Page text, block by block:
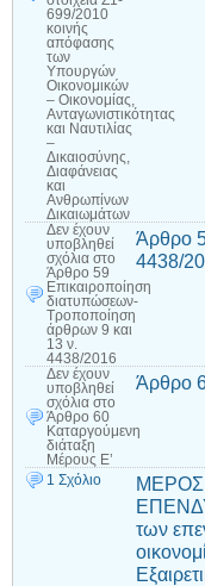
699/2010
κοινής
απόφασης
των
Υπουργών
Οικονομικών
– Οικονομίας,
Ανταγωνιστικότητας
και Ναυτιλίας
–
Δικαιοσύνης,
Διαφάνειας
και
Ανθρωπίνων
Δικαιωμάτων
Δεν έχουν
υποβληθεί
σχόλια στο
Άρθρο 59
Επικαιροποίηση
διατυπώσεων-
Τροποποίηση
άρθρων 9 και
13 ν.
4438/2016
Άρθρο
4438/
Δεν έχουν
υποβληθεί
σχόλια στο
Άρθρο 60
Καταργούμενη
διάταξη
Μέρους Ε’
Άρθρο
1 Σχόλιο
ΜΕΡΟΣ
των